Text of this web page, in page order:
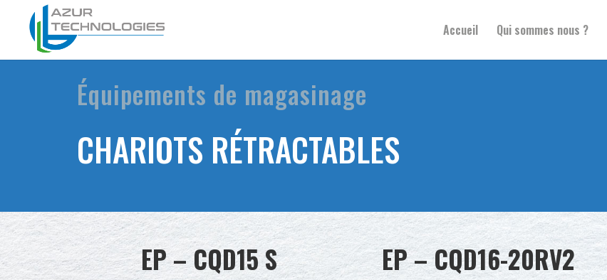
Accueil Qui sommes nous ?
Équipements de magasinage
CHARIOTS RÉTRACTABLES
EP – CQD15 S EP – CQD16-20RV2